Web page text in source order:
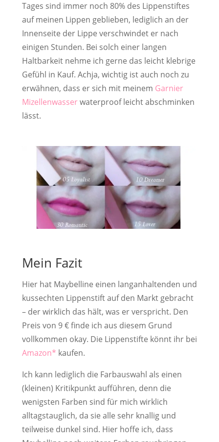
Tages sind immer noch 80% des Lippenstiftes
auf meinen Lippen geblieben, lediglich an der
Innenseite der Lippe verschwindet er nach
einigen Stunden. Bei solch einer langen
Haltbarkeit nehme ich gerne das leicht klebrige
Gefühl in Kauf. Achja, wichtig ist auch noch zu
erwähnen, dass er sich mit meinem Garnier
Mizellenwasserwaterproof leicht abschminken
lässt.
Mein Fazit
Hier hat Maybelline einen langanhaltenden und
kussechten Lippenstift auf den Markt gebracht
– der wirklich das hält, was er verspricht. Den
Preis von 9 € finde ich aus diesem Grund
vollkommen okay. Die Lippenstifte könnt ihr bei
Amazon
kaufen.
Ich kann lediglich die Farbauswahl als einen
(kleinen) Kritikpunkt aufführen, denn die
wenigsten Farben sind für mich wirklich
alltagstauglich, da sie alle sehr knallig und
teilweise dunkel sind. Hier hoffe ich, dass